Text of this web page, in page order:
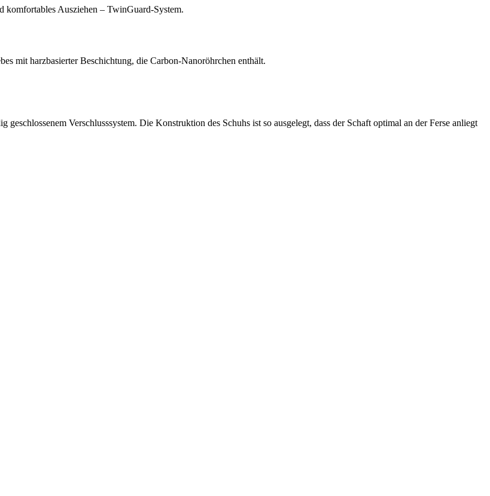
komfortables Ausziehen – TwinGuard-System.
mit harzbasierter Beschichtung, die Carbon-Nanoröhrchen enthält.
Verschlusssystem. Die Konstruktion des Schuhs ist so ausgelegt, dass der Schaft optimal an der Ferse anliegt